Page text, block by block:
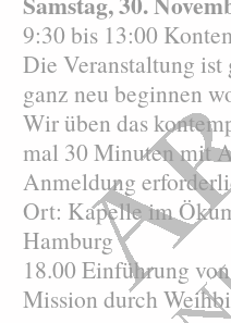
9:30 bis 13:00
Die Veranstaltung ist
ganz neu beginnen
Wir üben das
mal 30 Minuten mit
Anmeldung
Ort: Kapelle im
Hamburg
18.00 Einführung
Mission durch